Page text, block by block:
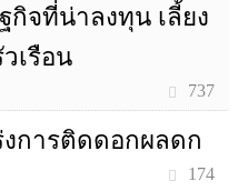
กิจที่น่าลงทุน เลี้ยง
เรือน
737
งการติดดอกผลดก
174